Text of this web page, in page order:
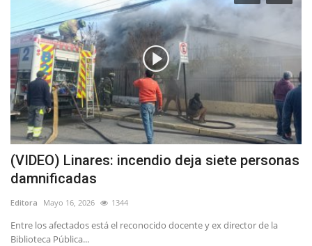
(VIDEO) Linares: incendio deja siete personas
damnificadas
Editora Mayo 16, 2026 1344
Entre los afectados está el reconocido docente y ex director de la
Biblioteca Pública...